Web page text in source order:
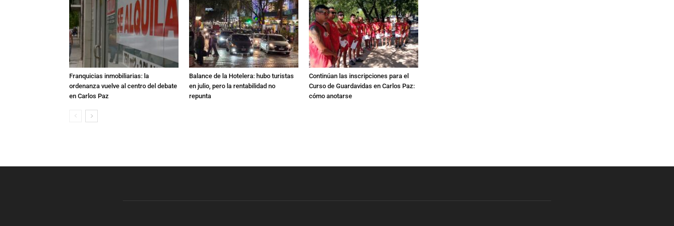
Franquicias inmobiliarias: la
ordenanza vuelve al centro del debate
en Carlos Paz
Balance de la Hotelera: hubo turistas
en julio, pero la rentabilidad no
repunta
Continúan las inscripciones para el
Curso de Guardavidas en Carlos Paz:
cómo anotarse